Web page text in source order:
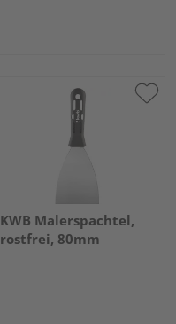
KWB Malerspachtel,
rostfrei, 80mm